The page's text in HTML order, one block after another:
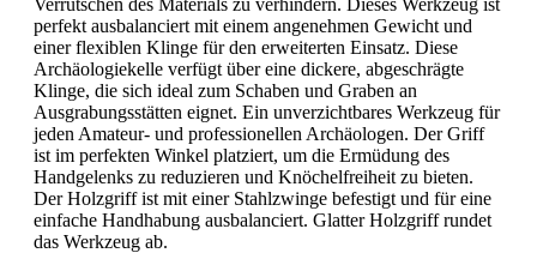
perfekt ausbalanciert mit einem angenehmen Gewicht und
einer flexiblen Klinge für den erweiterten Einsatz. Diese
Archäologiekelle verfügt über eine dickere, abgeschrägte
Klinge, die sich ideal zum Schaben und Graben an
Ausgrabungsstätten eignet. Ein unverzichtbares Werkzeug für
jeden Amateur- und professionellen Archäologen. Der Griff
ist im perfekten Winkel platziert, um die Ermüdung des
Handgelenks zu reduzieren und Knöchelfreiheit zu bieten.
Der Holzgriff ist mit einer Stahlzwinge befestigt und für eine
einfache Handhabung ausbalanciert. Glatter Holzgriff rundet
das Werkzeug ab.